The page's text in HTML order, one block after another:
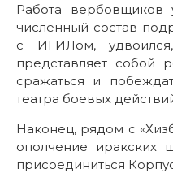
Работа вербовщиков
численный состав
с ИГИЛом,
представляет собой
сражаться и
театра боевых
Наконец, рядом с
ополчение иракских
присоединиться